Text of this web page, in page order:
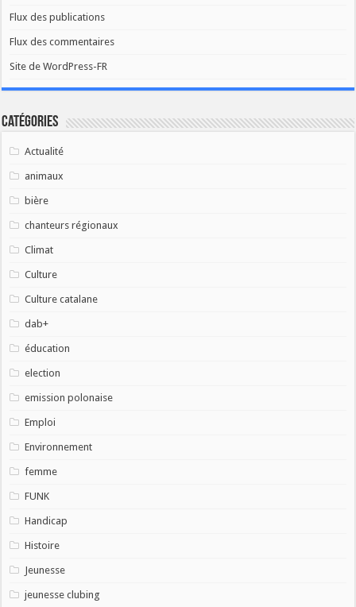
Flux des publications
Flux des commentaires
Site de WordPress-FR
Catégories
Actualité
animaux
bière
chanteurs régionaux
Climat
Culture
Culture catalane
dab+
éducation
election
emission polonaise
Emploi
Environnement
femme
FUNK
Handicap
Histoire
Jeunesse
jeunesse clubing